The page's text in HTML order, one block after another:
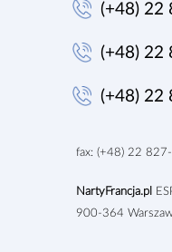
(+48) 22
(+48) 22
(+48) 22
fax: (+48) 22
NartyFrancja.pl
900-364